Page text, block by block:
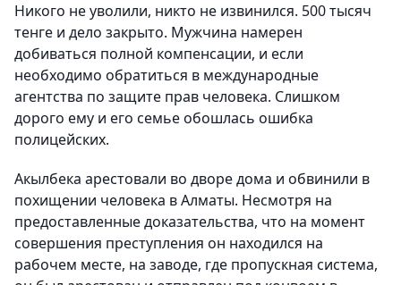
Никого не уволили, никто не извинился. 500 тысяч
тенге и дело закрыто. Мужчина намерен
добиваться полной компенсации, и если
необходимо обратиться в международные
агентства по защите прав человека. Слишком
дорого ему и его семье обошлась ошибка
полицейских.
Акылбека арестовали во дворе дома и обвинили в
похищении человека в Алматы. Несмотря на
предоставленные доказательства, что на момент
совершения преступления он находился на
рабочем месте, на заводе, где пропускная система,